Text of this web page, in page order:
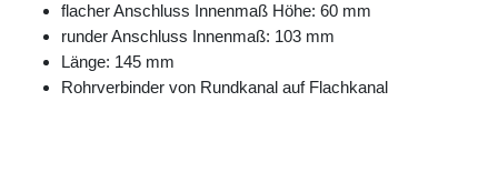
flacher Anschluss Innenmaß Höhe: 60 mm
runder Anschluss Innenmaß: 103 mm
Länge: 145 mm
Rohrverbinder von Rundkanal auf Flachkanal